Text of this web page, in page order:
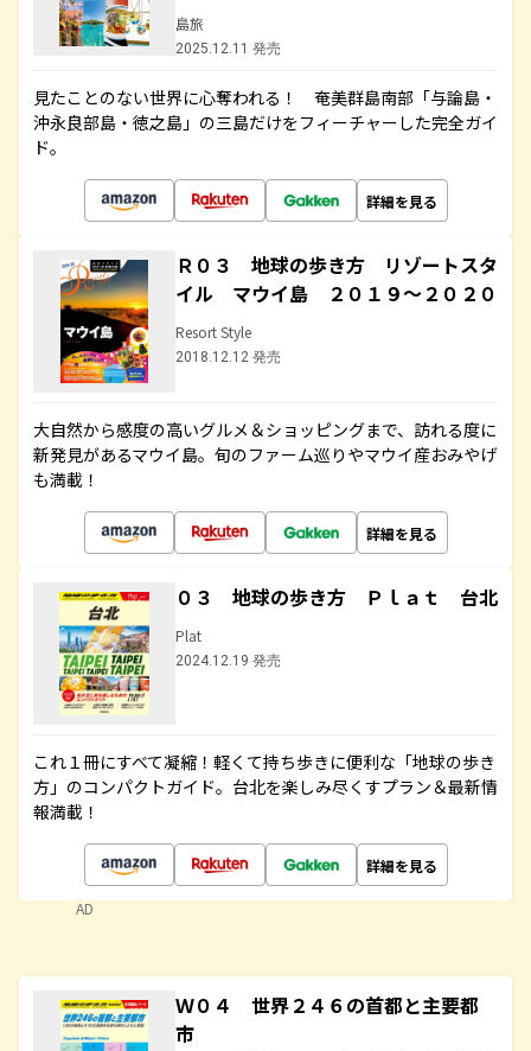
島旅
2025.12.11 発売
見たことのない世界に心奪われる！ 奄美群島南部「与論島・
沖永良部島・徳之島」の三島だけをフィーチャーした完全ガイ
ド。
詳細を見る
Ｒ０３ 地球の歩き方 リゾートスタ
イル マウイ島 ２０１９～２０２０
Resort Style
2018.12.12 発売
大自然から感度の高いグルメ＆ショッピングまで、訪れる度に
新発見があるマウイ島。旬のファーム巡りやマウイ産おみやげ
も満載！
詳細を見る
０３ 地球の歩き方 Ｐｌａｔ 台北
Plat
2024.12.19 発売
これ１冊にすべて凝縮！軽くて持ち歩きに便利な「地球の歩き
方」のコンパクトガイド。台北を楽しみ尽くすプラン＆最新情
報満載！
詳細を見る
AD
Ｗ０４ 世界２４６の首都と主要都
市